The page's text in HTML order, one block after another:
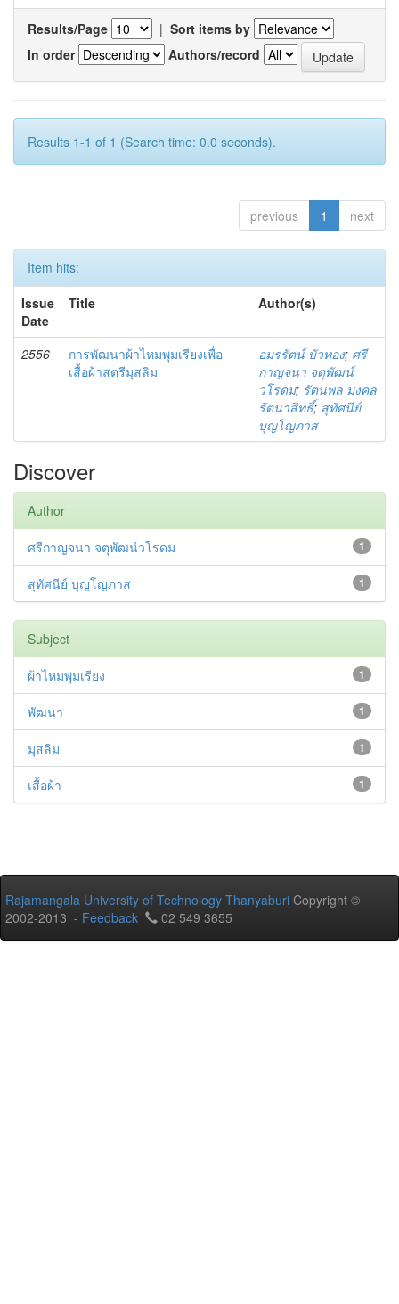
Results/Page | Sort items by
In order
Authors/record
Results 1-1 of 1 (Search time: 0.0 seconds).
previous 1 next
Item hits:
Issue
Date
Title Author(s)
2556
การพัฒนาผ้าไหมพุมเรียงเพื่อ
เสื้อผ้าสตรีมุสลิม
อมรรัตน์ บัวทอง; ศรี
กาญจนา จตุพัฒน์
วโรดม; รัตนพล มงคล
รัตนาสิทธิ์; สุทัศนีย์
บุญโญภาส
Discover
Author
1
ศรีกาญจนา จตุพัฒน์วโรดม
1
สุทัศนีย์ บุญโญภาส
Subject
1
ผ้าไหมพุมเรียง
1
พัฒนา
1
มุสลิม
1
เสื้อผ้า
Rajamangala University of Technology Thanyaburi Copyright ©
2002-2013 - Feedback 02 549 3655